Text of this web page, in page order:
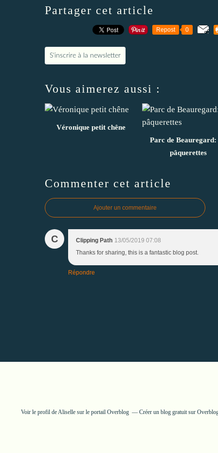
Partager cet article
Repost 0
S'inscrire à la newsletter
Vous aimerez aussi :
Véronique petit chêne
Parc de Beauregard:
pâquerettes
Commenter cet article
Ajouter un commentaire
C Clipping Path 13/05/2019 07:08
Thanks for sharing, this is a fantastic blog post.
Répondre
Voir le profil deAliselle sur le portail Overblog Créer un blog gratuit sur